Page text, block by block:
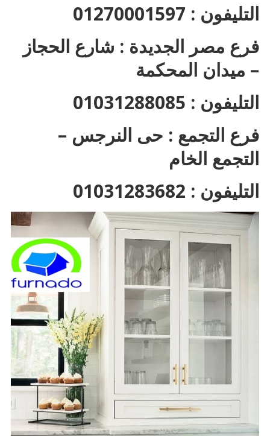
التليفون : 01270001597
فرع مصر الجديدة : شارع الحجاز
– ميدان المحكمة
التليفون : 01031288085
فرع التجمع : حى النرجس –
التجمع الخام
التليفون : 01031283682